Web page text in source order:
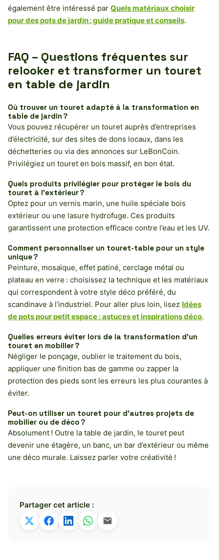
également être intéressé par Quels matériaux choisir
pour des pots de jardin : guide pratique et conseils.
FAQ – Questions fréquentes sur
relooker et transformer un touret
en table de jardin
Où trouver un touret adapté à la transformation en
table de jardin ?
Vous pouvez récupérer un touret auprès d’entreprises
d’électricité, sur des sites de dons locaux, dans les
déchetteries ou via des annonces sur LeBonCoin.
Privilégiez un touret en bois massif, en bon état.
Quels produits privilégier pour protéger le bois du
touret à l’extérieur ?
Optez pour un vernis marin, une huile spéciale bois
extérieur ou une lasure hydrofuge. Ces produits
garantissent une protection efficace contre l’eau et les UV.
Comment personnaliser un touret-table pour un style
unique ?
Peinture, mosaïque, effet patiné, cerclage métal ou
plateau en verre : choisissez la technique et les matériaux
qui correspondent à votre style déco préféré, du
scandinave à l’industriel. Pour aller plus loin, lisez Idées
de pots pour petit espace : astuces et inspirations déco.
Quelles erreurs éviter lors de la transformation d’un
touret en mobilier ?
Négliger le ponçage, oublier le traitement du bois,
appliquer une finition bas de gamme ou zapper la
protection des pieds sont les erreurs les plus courantes à
éviter.
Peut-on utiliser un touret pour d’autres projets de
mobilier ou de déco ?
Absolument ! Outre la table de jardin, le touret peut
devenir une étagère, un banc, un bar d’extérieur ou même
une déco murale. Laissez parler votre créativité !
Partager cet article :